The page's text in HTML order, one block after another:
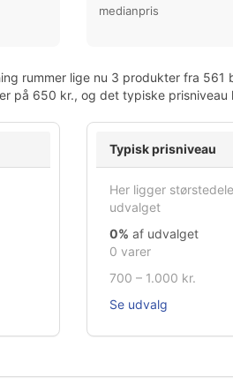
medianpris
rummer lige nu 3 produkter fra
på 650 kr., og det typiske
Typisk prisniveau
Her ligger
udvalget
0% af udvalget
0 varer
700 – 1.000 kr.
Se udvalg